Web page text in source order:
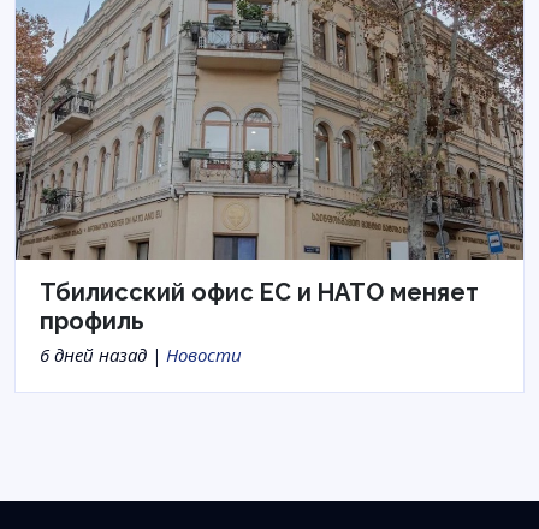
Тбилисский офис ЕС и НАТО меняет
профиль
6 дней назад | Новости